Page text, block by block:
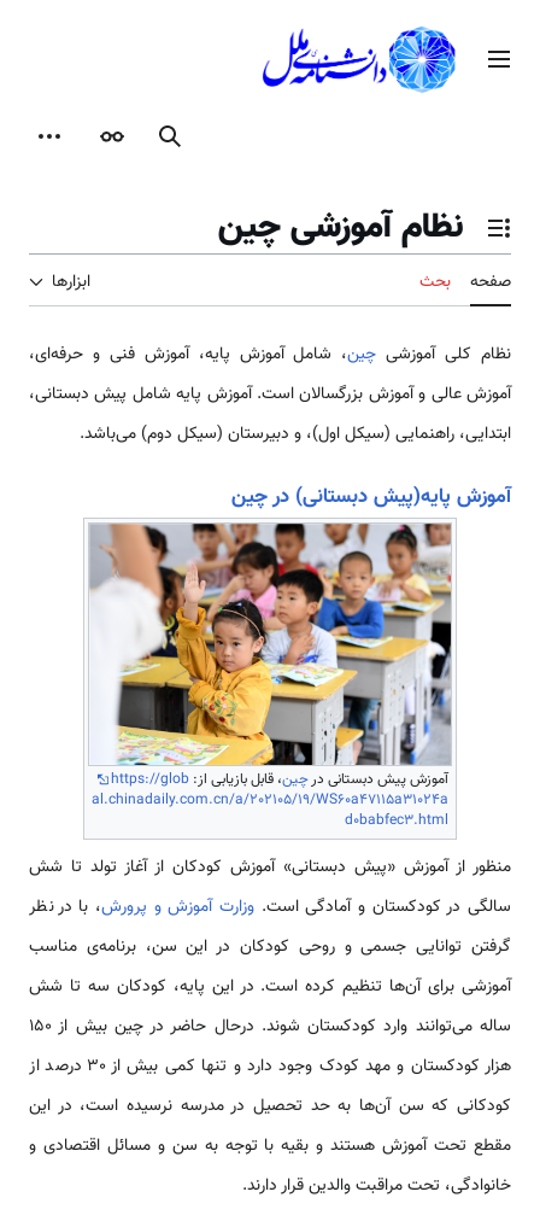
محتوامنوی اصلی
جستجوظاهر
تغییر وضعیت فهرست محتویات
نظام آموزشی چین
صفحه بحث ابزارها
نظام کلی آموزشی چین، شامل آموزش پایه، آموزش فنی و حرفه‌ای،
آموزش عالی و آموزش بزرگسالان است. آموزش پایه شامل پیش دبستانی،
ابتدایی، راهنمایی (سیکل اول)، و دبیرستان (سیکل دوم) می‌باشد.
آموزش پایه(پیش دبستانی) در چین
آموزش پیش دبستانی درچین، قابل بازیابی از: https://glob
al.chinadaily.com.cn/a/202105/19/WS60a47115a31024a
d0babfec3.html
منظور از آموزش «پیش دبستانی» آموزش کودکان از آغاز تولد تا شش
سالگی در کودکستان و آمادگی است. وزارت آموزش و پرورش، با در نظر
گرفتن توانایی جسمی و روحی کودکان در این سن، برنامه‌ی مناسب
آموزشی برای آن‌ها تنظیم کرده است. در این پایه، کودکان سه تا شش
ساله می‌توانند وارد کودکستان شوند. درحال حاضر در چین بیش از 150
هزار کودکستان و مهد کودک وجود دارد و تنها کمی بیش از 30 درصد از
کودکانی که سن آن‌ها به حد تحصیل در مدرسه نرسیده است، در این
مقطع تحت آموزش هستند و بقیه با توجه به سن و مسائل اقتصادی و
خانوادگی، تحت مراقبت والدین قرار دارند.